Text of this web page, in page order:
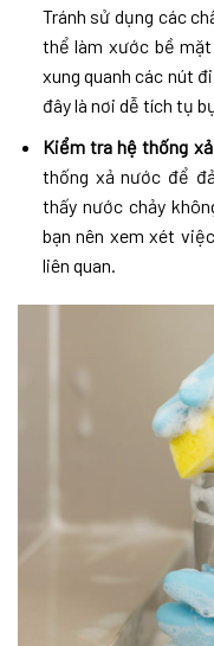
Tránh sử dụng các
thể làm xước bề
xung quanh các nút
đây là nơi dễ tích tụ
Kiểm tra hệ thống
thống xả nước để
thấy nước chảy
bạn nên xem xét
liên quan.